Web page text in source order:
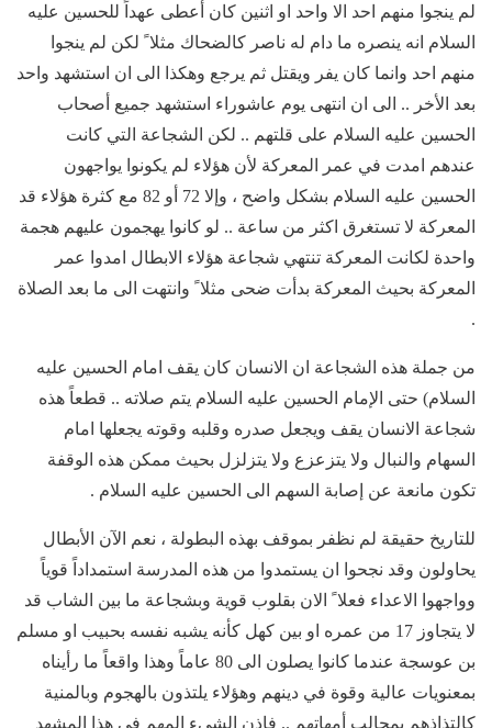
لم ينجوا منهم احد الا واحد او اثنين كان أعطى عهداً للحسين عليه
السلام انه ينصره ما دام له ناصر كالضحاك مثلا ً لكن لم ينجوا
منهم احد وانما كان يفر ويقتل ثم يرجع وهكذا الى ان استشهد واحد
بعد الأخر .. الى ان انتهى يوم عاشوراء استشهد جميع أصحاب
الحسين عليه السلام على قلتهم .. لكن الشجاعة التي كانت
عندهم امدت في عمر المعركة لأن هؤلاء لم يكونوا يواجهون
الحسين عليه السلام بشكل واضح ، وإلا 72 أو 82 مع كثرة هؤلاء قد
المعركة لا تستغرق اكثر من ساعة .. لو كانوا يهجمون عليهم هجمة
واحدة لكانت المعركة تنتهي شجاعة هؤلاء الابطال امدوا عمر
المعركة بحيث المعركة بدأت ضحى مثلا ً وانتهت الى ما بعد الصلاة
.
من جملة هذه الشجاعة ان الانسان كان يقف امام الحسين عليه
السلام) حتى الإمام الحسين عليه السلام يتم صلاته .. قطعاً هذه
شجاعة الانسان يقف ويجعل صدره وقلبه وقوته يجعلها امام
السهام والنبال ولا يتزعزع ولا يتزلزل بحيث ممكن هذه الوقفة
تكون مانعة عن إصابة السهم الى الحسين عليه السلام .
للتاريخ حقيقة لم نظفر بموقف بهذه البطولة ، نعم الآن الأبطال
يحاولون وقد نجحوا ان يستمدوا من هذه المدرسة استمداداً قوياً
وواجهوا الاعداء فعلا ً الان بقلوب قوية وبشجاعة ما بين الشاب قد
لا يتجاوز 17 من عمره او بين كهل كأنه يشبه نفسه بحبيب او مسلم
بن عوسجة عندما كانوا يصلون الى 80 عاماً وهذا واقعاً ما رأيناه
بمعنويات عالية وقوة في دينهم وهؤلاء يلتذون بالهجوم وبالمنية
كالتذاذهم بمحالب أمهاتهم .. فإذن الشيء المهم في هذا المشهد